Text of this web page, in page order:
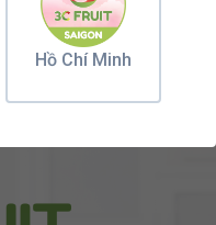
tặng nâng tầm
Hồ Chí Minh